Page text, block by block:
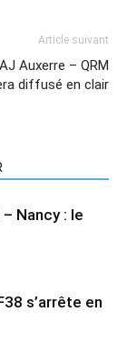
Article suivant
Auxerre – QRM
diffusé en clair
Nancy : le
s’arrête en